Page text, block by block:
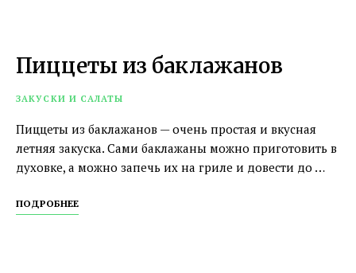
Пиццеты из баклажанов
ЗАКУСКИ И САЛАТЫ
Пиццеты из баклажанов — очень простая и вкусная
летняя закуска. Сами баклажаны можно приготовить в
духовке, а можно запечь их на гриле и довести до …
ПОДРОБНЕЕ